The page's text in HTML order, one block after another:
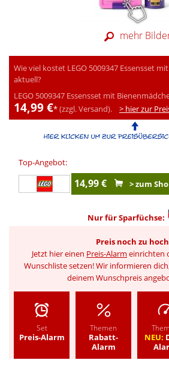
mehr
Wie viel kostet LEGO 5009347 Essensset
aktuell?
LEGO 5009347 Essensset mit
14,99 €*(zzgl. Versand). > hier zur
Top-Angebot:
14,99 € > zum
Nur fürSparfüchse:
Preis noch zu
Jetzt hier einen Preis-Alarm einrichten
Wunschliste setzen! Wir informieren
deinem Wunschpreis
Set
Preis-Alarm
Themen
Rabatt-
Alarm
NEU: